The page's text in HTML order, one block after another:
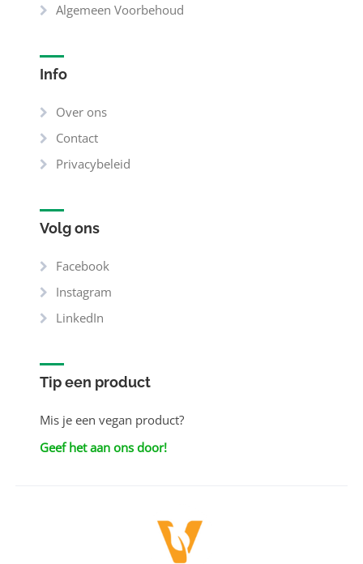
Algemeen Voorbehoud
Info
Over ons
Contact
Privacybeleid
Volg ons
Facebook
Instagram
LinkedIn
Tip een product
Mis je een vegan product?
Geef het aan ons door!